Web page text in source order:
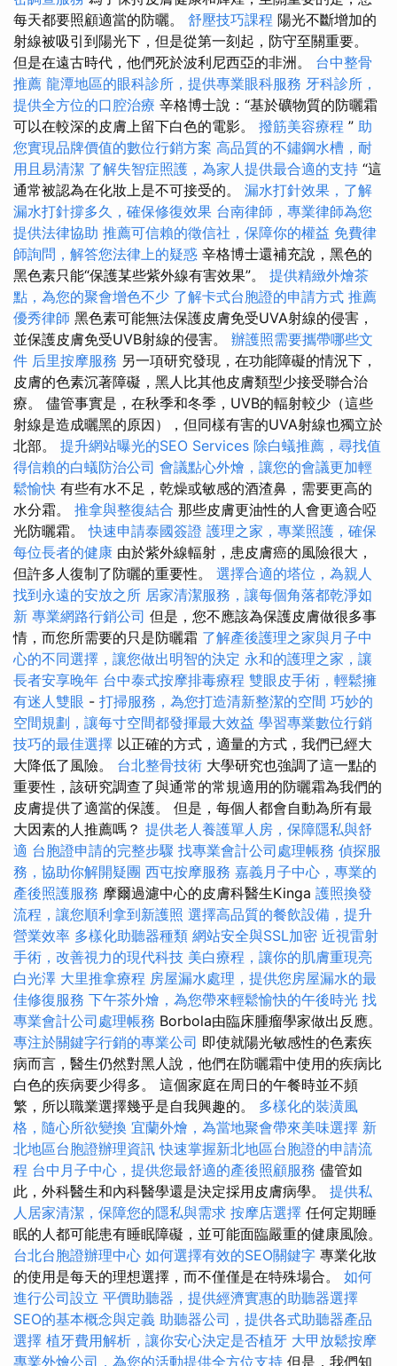
每天都要照顧適當的防曬。 舒壓技巧課程 陽光不斷增加的
射線被吸引到陽光下，但是從第一刻起，防守至關重要。
但是在遠古時代，他們死於波利尼西亞的非洲。 台中整骨
推薦 龍潭地區的眼科診所，提供專業眼科服務 牙科診所，
提供全方位的口腔治療 辛格博士說：“基於礦物質的防曬霜
可以在較深的皮膚上留下白色的電影。 撥筋美容療程 ” 助
您實現品牌價值的數位行銷方案 高品質的不鏽鋼水槽，耐
用且易清潔 了解失智症照護，為家人提供最合適的支持 “這
通常被認為在化妝上是不可接受的。 漏水打針效果，了解
漏水打針撐多久，確保修復效果 台南律師，專業律師為您
提供法律協助 推薦可信賴的徵信社，保障你的權益 免費律
師詢問，解答您法律上的疑惑 辛格博士還補充說，黑色的
黑色素只能“保護某些紫外線有害效果”。 提供精緻外燴茶
點，為您的聚會增色不少 了解卡式台胞證的申請方式 推薦
優秀律師 黑色素可能無法保護皮膚免受UVA射線的侵害，
並保護皮膚免受UVB射線的侵害。 辦護照需要攜帶哪些文
件 后里按摩服務 另一項研究發現，在功能障礙的情況下，
皮膚的色素沉著障礙，黑人比其他皮膚類型少接受聯合治
療。 儘管事實是，在秋季和冬季，UVB的輻射較少（這些
射線是造成曬黑的原因），但同樣有害的UVA射線也獨立於
北部。 提升網站曝光的SEO Services 除白蟻推薦，尋找值
得信賴的白蟻防治公司 會議點心外燴，讓您的會議更加輕
鬆愉快 有些有水不足，乾燥或敏感的酒渣鼻，需要更高的
水分霜。 推拿與整復結合 那些皮膚更油性的人會更適合啞
光防曬霜。快速申請泰國簽證 護理之家，專業照護，確保
每位長者的健康 由於紫外線輻射，患皮膚癌的風險很大，
但許多人復制了防曬的重要性。 選擇合適的塔位，為親人
找到永遠的安放之所 居家清潔服務，讓每個角落都乾淨如
新 專業網路行銷公司 但是，您不應該為保護皮膚做很多事
情，而您所需要的只是防曬霜 了解產後護理之家與月子中
心的不同選擇，讓您做出明智的決定 永和的護理之家，讓
長者安享晚年 台中泰式按摩排毒療程 雙眼皮手術，輕鬆擁
有迷人雙眼 - 打掃服務，為您打造清新整潔的空間 巧妙的
空間規劃，讓每寸空間都發揮最大效益 學習專業數位行銷
技巧的最佳選擇 以正確的方式，適量的方式，我們已經大
大降低了風險。 台北整骨技術 大學研究也強調了這一點的
重要性，該研究調查了與通常的常規適用的防曬霜為我們的
皮膚提供了適當的保護。 但是，每個人都會自動為所有最
大因素的人推薦嗎？ 提供老人養護單人房，保障隱私與舒
適 台胞證申請的完整步驟 找專業會計公司處理帳務 偵探服
務，協助你解開疑團 西屯按摩服務 嘉義月子中心，專業的
產後照護服務 摩爾過濾中心的皮膚科醫生Kinga 護照換發
流程，讓您順利拿到新護照 選擇高品質的餐飲設備，提升
營業效率 多樣化助聽器種類 網站安全與SSL加密 近視雷射
手術，改善視力的現代科技 美白療程，讓你的肌膚重現亮
白光澤 大里推拿療程 房屋漏水處理，提供您房屋漏水的最
佳修復服務 下午茶外燴，為您帶來輕鬆愉快的午後時光 找
專業會計公司處理帳務 Borbola由臨床腫瘤學家做出反應。
專注於關鍵字行銷的專業公司 即使就陽光敏感性的色素疾
病而言，醫生仍然對黑人說，他們在防曬霜中使用的疾病比
白色的疾病要少得多。 這個家庭在周日的午餐時並不頻
繁，所以職業選擇幾乎是自我興趣的。 多樣化的裝潢風
格，隨心所欲變換 宜蘭外燴，為當地聚會帶來美味選擇 新
北地區台胞證辦理資訊 快速掌握新北地區台胞證的申請流
程 台中月子中心，提供您最舒適的產後照顧服務 儘管如
此，外科醫生和內科醫學還是決定採用皮膚病學。 提供私
人居家清潔，保障您的隱私與需求 按摩店選擇 任何定期睡
眠的人都可能患有睡眠障礙，並可能面臨嚴重的健康風險。
台北台胞證辦理中心 如何選擇有效的SEO關鍵字 專業化妝
的使用是每天的理想選擇，而不僅僅是在特殊場合。 如何
進行公司設立 平價助聽器，提供經濟實惠的助聽器選擇
SEO的基本概念與定義 助聽器公司，提供各式助聽器產品
選擇 植牙費用解析，讓你安心決定是否植牙 大甲放鬆按摩
專業外燴公司，為您的活動提供全方位支持 但是，我們知